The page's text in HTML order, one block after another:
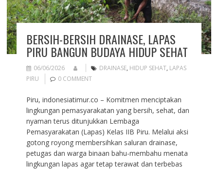
BERSIH-BERSIH DRAINASE, LAPAS
PIRU BANGUN BUDAYA HIDUP SEHAT
06/06/2026 DRAINASE, HIDUP SEHAT, LAPAS
PIRU
0 COMMENT
Piru, indonesiatimur.co – Komitmen menciptakan
lingkungan pemasyarakatan yang bersih, sehat, dan
nyaman terus ditunjukkan Lembaga
Pemasyarakatan (Lapas) Kelas IIB Piru. Melalui aksi
gotong royong membersihkan saluran drainase,
petugas dan warga binaan bahu-membahu menata
lingkungan lapas agar tetap terawat dan terbebas